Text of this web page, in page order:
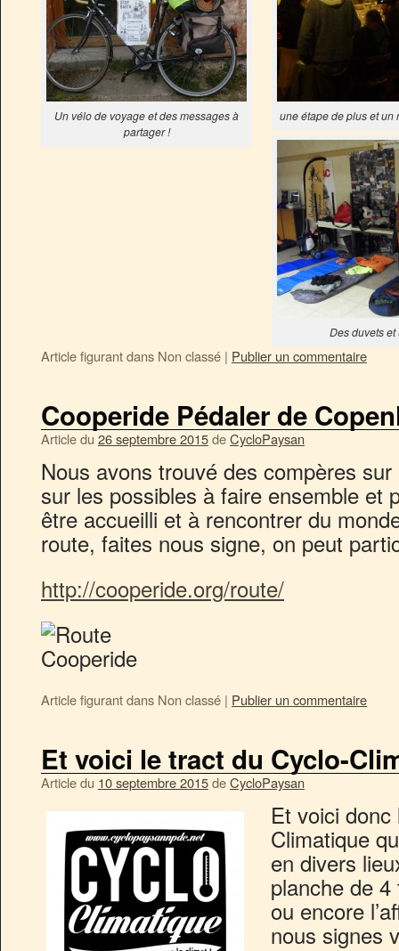
Un vélo de voyage et des messages à
partager !
une étape de plus et un
Des duvets et
Article figurant dans Non classé | Publier un commentaire
Cooperide Pédaler de
Article du 26 septembre 2015deCycloPaysan
Nous avons trouvé des compères
sur les possibles à faire ensemble et
être accueilli et à rencontrer du
route, faites nous signe, on peut
http://cooperide.org/route/
Article figurant dans Non classé | Publier un commentaire
Et voici le tract du Cyclo-
Article du 10 septembre 2015deCycloPaysan
Et voici
Climatique
en divers
planche de
ou encore
nous signes